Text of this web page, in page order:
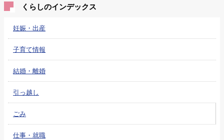
くらしのインデックス
妊娠・出産
子育て情報
結婚・離婚
引っ越し
ごみ
仕事・就職